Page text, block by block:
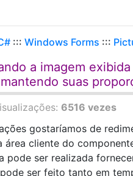
::: Windows Forms :::
a imagem
suas
6516 vezes
gostaríamos de
área cliente do
pode ser realizada
ser feito tanto em